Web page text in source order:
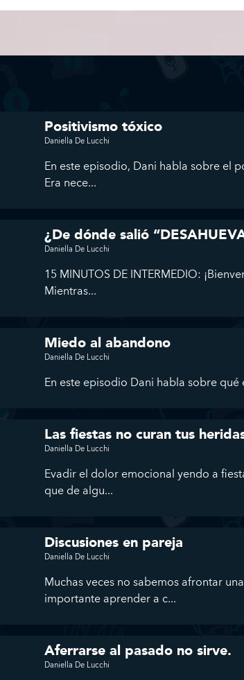
Positivismo tóxico
Daniella De Lucchi
En este episodio, Dani habla sobre el
Era nece...
¿De dónde salió
Daniella De Lucchi
15 MINUTOS DE INTERMEDIO:
Mientras...
Miedo al abandono
Daniella De Lucchi
En este episodio Dani habla sobre qué
Las fiestas no curan tus
Daniella De Lucchi
Evadir el dolor emocional yendo a
que de algu...
Discusiones en pareja
Daniella De Lucchi
Muchas veces no sabemos afrontar
importante aprender a c...
Aferrarse al pasado no sirve.
Daniella De Lucchi